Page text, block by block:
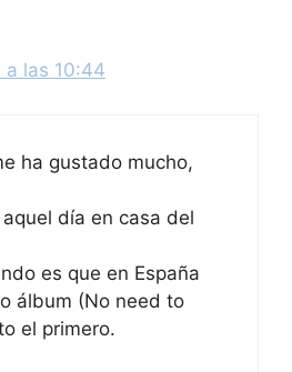
las 10:44
ha gustado mucho,
día en casa del
es que en España
álbum (No need to
el primero.